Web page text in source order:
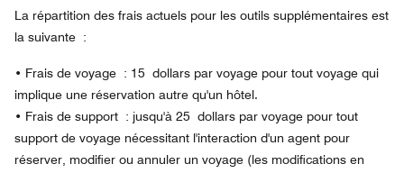
La répartition des frais actuels pour les outils supplémentaires est
la suivante :
• Frais de voyage : 15 dollars par voyage pour tout voyage qui
implique une réservation autre qu'un hôtel.
• Frais de support : jusqu'à 25 dollars par voyage pour tout
support de voyage nécessitant l'interaction d'un agent pour
réserver, modifier ou annuler un voyage (les modifications en